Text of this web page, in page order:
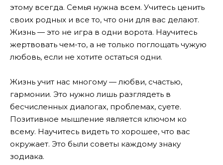
этому всегда. Семья нужна всем. Учитесь ценить
своих родных и все то, что они для вас делают.
Жизнь — это не игра в одни ворота. Научитесь
жертвовать чем-то, а не только поглощать чужую
любовь, если не хотите остаться одни.
Жизнь учит нас многому — любви, счастью,
гармонии. Это нужно лишь разглядеть в
бесчисленных диалогах, проблемах, суете.
Позитивное мышление является ключом ко
всему. Научитесь видеть то хорошее, что вас
окружает. Это были советы каждому знаку
зодиака.